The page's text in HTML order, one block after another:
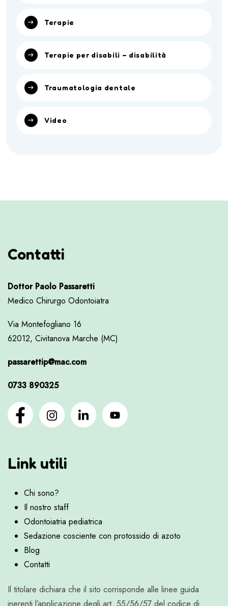
Terapie
Terapie per disabili – disabilità
Traumatologia dentale
Video
Contatti
Dottor Paolo Passaretti
Medico Chirurgo Odontoiatra
Via Montefogliano 16
62012, Civitanova Marche (MC)
passarettip@mac.com
0733 890325
Link utili
Chi sono?
Il nostro staff
Odontoiatria pediatrica
Sedazione cosciente con protossido di azoto
Blog
Contatti
Il titolare dichiara che il sito corrisponde alle linee guida